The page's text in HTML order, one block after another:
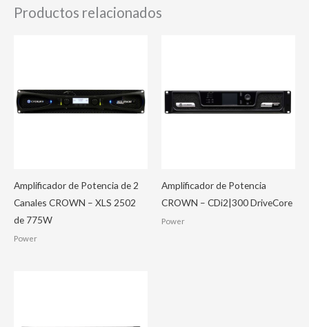
Productos relacionados
Amplificador de Potencia de 2
Canales CROWN – XLS 2502
de 775W
Power
Amplificador de Potencia
CROWN – CDi2|300 DriveCore
Power